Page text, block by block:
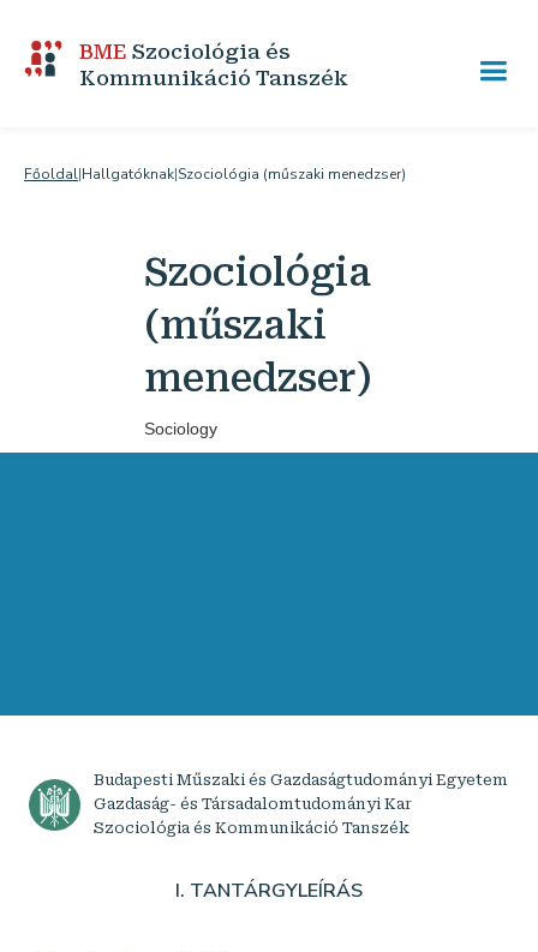
BME Szociológia és
Kommunikáció Tanszék
Főoldal|Hallgatóknak|Szociológia (műszaki menedzser)
Szociológia
(műszaki
menedzser)
Sociology
Budapesti Műszaki és Gazdaságtudományi Egyetem
Gazdaság- és Társadalomtudományi Kar
Szociológia és Kommunikáció Tanszék
I. TANTÁRGYLEÍRÁS